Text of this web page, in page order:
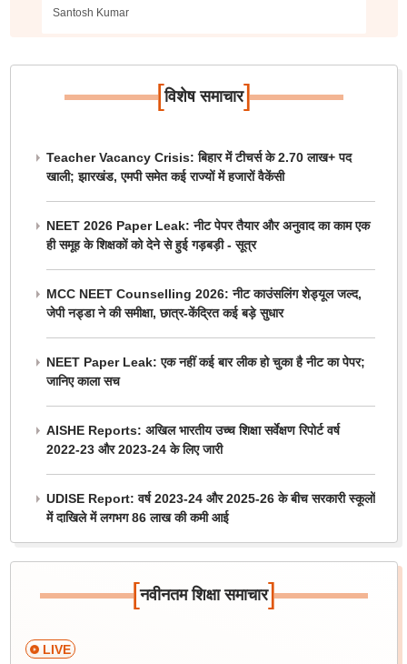
Santosh Kumar
[विशेष समाचार]
Teacher Vacancy Crisis: बिहार में टीचर्स के 2.70 लाख+ पद
खाली; झारखंड, एमपी समेत कई राज्यों में हजारों वैकेंसी
NEET 2026 Paper Leak: नीट पेपर तैयार और अनुवाद का काम एक
ही समूह के शिक्षकों को देने से हुई गड़बड़ी - सूत्र
MCC NEET Counselling 2026: नीट काउंसलिंग शेड्यूल जल्द,
जेपी नड्डा ने की समीक्षा, छात्र-केंद्रित कई बड़े सुधार
NEET Paper Leak: एक नहीं कई बार लीक हो चुका है नीट का पेपर;
जानिए काला सच
AISHE Reports: अखिल भारतीय उच्च शिक्षा सर्वेक्षण रिपोर्ट वर्ष
2022-23 और 2023-24 के लिए जारी
UDISE Report: वर्ष 2023-24 और 2025-26 के बीच सरकारी स्कूलों
में दाखिले में लगभग 86 लाख की कमी आई
[नवीनतम शिक्षा समाचार]
LIVE